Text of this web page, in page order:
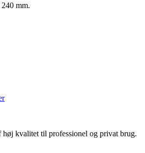
mm.
høj kvalitet til professionel og privat brug.